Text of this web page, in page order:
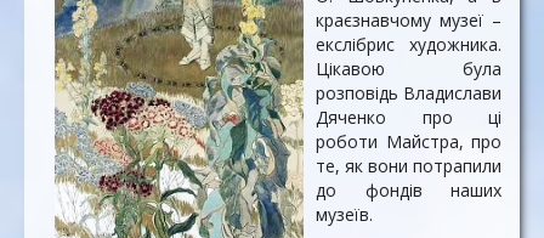
краєзнавчому музеї –
екслібрис художника.
Цікавою була
розповідь Владислави
Дяченко про ці
роботи Майстра, про
те, як вони потрапили
до фондів наших
музеїв.